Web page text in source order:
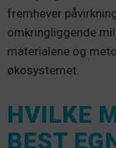
fremhever
omkringliggende
materialene og
økosystemet.
HVILKE
BEST